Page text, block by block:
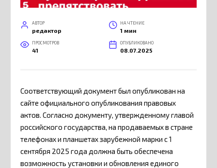
АВТОР
редактор
НА ЧТЕНИЕ
1 мин
ПРОСМОТРОВ
41
ОПУБЛИКОВАНО
08.07.2025
Соответствующий документ был опубликован на
сайте официального опубликования правовых
актов. Согласно документу, утвержденному главой
российского государства, на продаваемых в стране
телефонах и планшетах зарубежной марки с 1
сентября 2025 года должна быть обеспечена
возможность установки и обновления единого